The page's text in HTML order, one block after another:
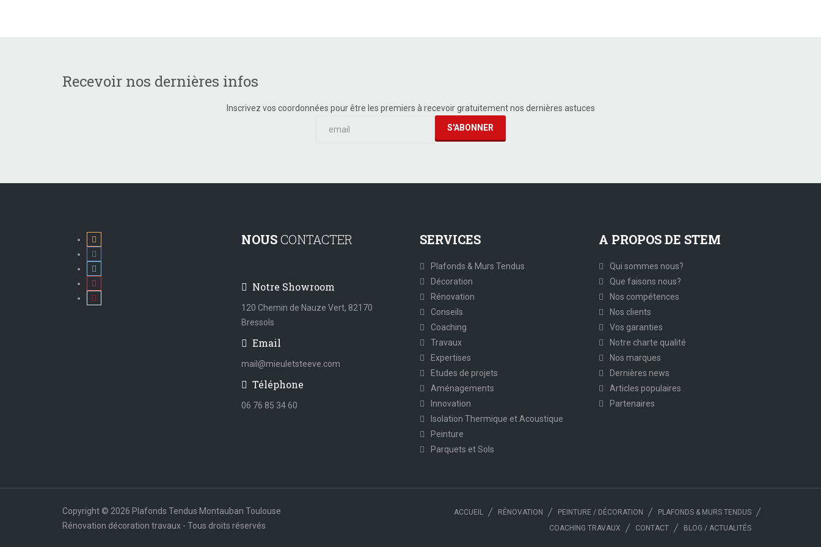
Recevoir nos dernières infos
Inscrivez vos coordonnées pour être les premiers à recevoir gratuitement nos dernières astuces
NOUSCONTACTER
Notre Showroom
120 Chemin de Nauze Vert, 82170
Bressols
Email
mail@mieuletsteeve.com
Téléphone
06 76 85 34 60
SERVICES
Plafonds & Murs Tendus
Décoration
Rénovation
Conseils
Coaching
Travaux
Expertises
Etudes de projets
Aménagements
Innovation
Isolation Thermique et Acoustique
Peinture
Parquets et Sols
A PROPOS DE STEM
Qui sommes nous?
Que faisons nous?
Nos compétences
Nos clients
Vos garanties
Notre charte qualité
Nos marques
Dernières news
Articles populaires
Partenaires
Copyright © 2026 Plafonds Tendus Montauban Toulouse
Rénovation décoration travaux - Tous droits réservés
ACCUEIL RÉNOVATION PEINTURE / DÉCORATION
PLAFONDS & MURS TENDUS
COACHING TRAVAUX
CONTACT BLOG / ACTUALITÉS